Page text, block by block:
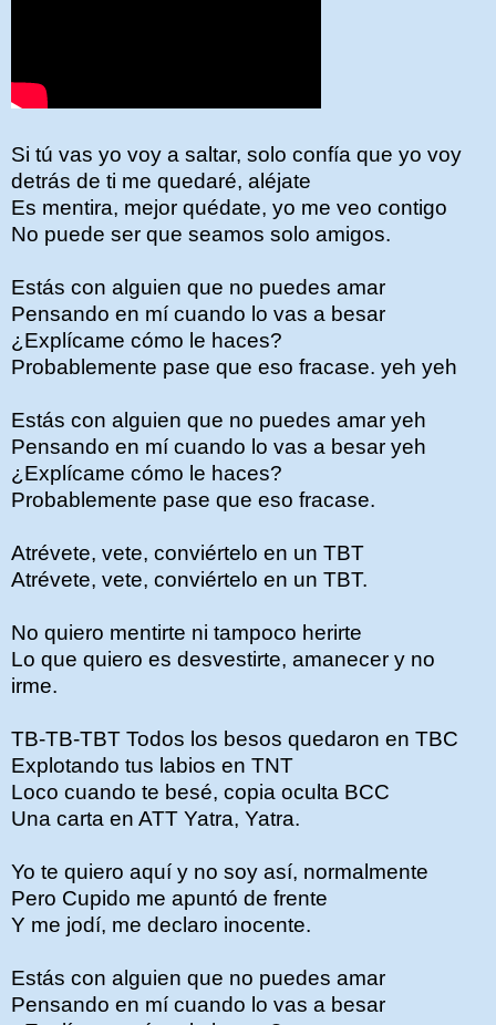
Si tú vas yo voy a saltar, solo confía que yo voy
detrás de ti me quedaré, aléjate
Es mentira, mejor quédate, yo me veo contigo
No puede ser que seamos solo amigos.
Estás con alguien que no puedes amar
Pensando en mí cuando lo vas a besar
¿Explícame cómo le haces?
Probablemente pase que eso fracase. yeh yeh
Estás con alguien que no puedes amar yeh
Pensando en mí cuando lo vas a besar yeh
¿Explícame cómo le haces?
Probablemente pase que eso fracase.
Atrévete, vete, conviértelo en un TBT
Atrévete, vete, conviértelo en un TBT.
No quiero mentirte ni tampoco herirte
Lo que quiero es desvestirte, amanecer y no
irme.
TB-TB-TBT Todos los besos quedaron en TBC
Explotando tus labios en TNT
Loco cuando te besé, copia oculta BCC
Una carta en ATT Yatra, Yatra.
Yo te quiero aquí y no soy así, normalmente
Pero Cupido me apuntó de frente
Y me jodí, me declaro inocente.
Estás con alguien que no puedes amar
Pensando en mí cuando lo vas a besar